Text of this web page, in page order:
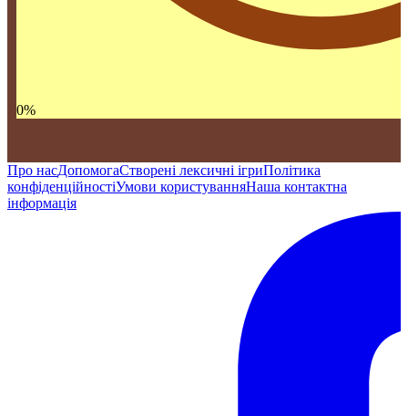
0%
Про насДопомогаСтворені лексичні ігриПолітика
конфіденційностіУмови користуванняНаша контактна
інформація